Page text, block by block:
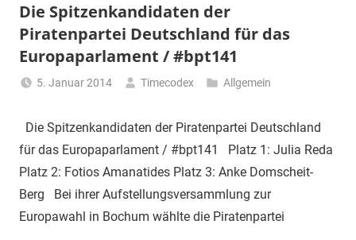
Die Spitzenkandidaten der
Piratenpartei Deutschland für das
Europaparlament / #bpt141
5. Januar 2014 Timecodex Allgemein
Die Spitzenkandidaten der Piratenpartei Deutschland
für das Europaparlament / #bpt141 Platz 1: Julia Reda
Platz 2: Fotios Amanatides Platz 3: Anke Domscheit-
Berg Bei ihrer Aufstellungsversammlung zur
Europawahl in Bochum wählte die Piratenpartei